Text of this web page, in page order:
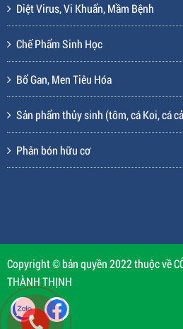
Diệt Virus, Vi Khuẩn, Mầm Bệnh
Chế Phẩm Sinh Học
Bổ Gan, Men Tiêu Hóa
Sản phẩm thủy sinh (tôm, cá Koi, cá
Phân bón hữu cơ
Copyright © bản quyền 2022 thuộc về
THÀNH THỊNH